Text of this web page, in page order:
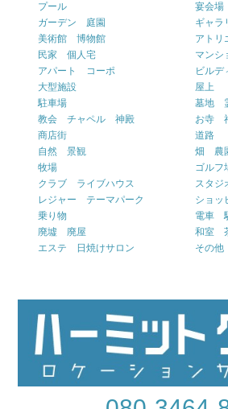
プール
宴会場
ガーデン 庭園
ギャラ
美術館 博物館
アトリ
民家 個人宅
マン
アパート コーポ
ビルデ
大型施設
屋上
駐車場
墓地
教会 チャペル 神殿
お寺
商店街
道路
自然 景観
畑 農
牧場
ゴルフ
クラブ ライブハウス
スタジ
レジャー テーマパーク
ショッ
乗り物
電車
廃墟 廃屋
和室
エステ 日焼けサロン
その他